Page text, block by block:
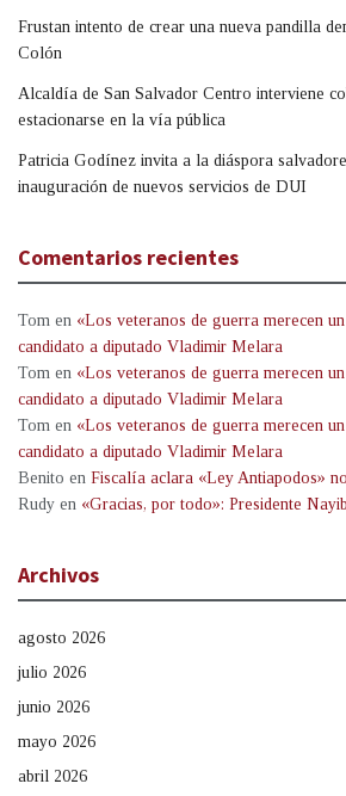
Frustan intento de crear una nueva pandilla
Colón
Alcaldía de San Salvador Centro interviene
estacionarse en la vía pública
Patricia Godínez invita a la diáspora
inauguración de nuevos servicios de DUI
Comentarios recientes
Tom en «Los veteranos de guerra merecen
candidato a diputado Vladimir Melara
Tom en «Los veteranos de guerra merecen
candidato a diputado Vladimir Melara
Tom en «Los veteranos de guerra merecen
candidato a diputado Vladimir Melara
Benito en Fiscalía aclara «Ley Antiapodos»
Rudy en «Gracias, por todo»: Presidente
Archivos
agosto 2026
julio 2026
junio 2026
mayo 2026
abril 2026